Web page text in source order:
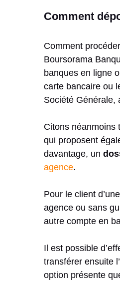
Comment
Comment
Boursorama
banques en ligne
carte bancaire ou
Société Générale,
Citons néanmoins
qui proposent
davantage, un
agence.
Pour le client
agence ou sans
autre compte en
Il est possible
transférer ensuite
option présente